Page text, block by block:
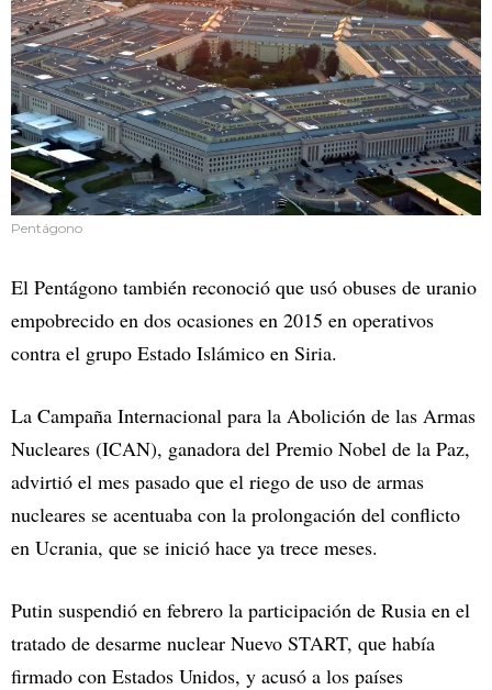
Pentágono
El Pentágono también reconoció que usó obuses de uranio
empobrecido en dos ocasiones en 2015 en operativos
contra el grupo Estado Islámico en Siria.
La Campaña Internacional para la Abolición de las Armas
Nucleares (ICAN), ganadora del Premio Nobel de la Paz,
advirtió el mes pasado que el riego de uso de armas
nucleares se acentuaba con la prolongación del conflicto
en Ucrania, que se inició hace ya trece meses.
Putin suspendió en febrero la participación de Rusia en el
tratado de desarme nuclear Nuevo START, que había
firmado con Estados Unidos, y acusó a los países